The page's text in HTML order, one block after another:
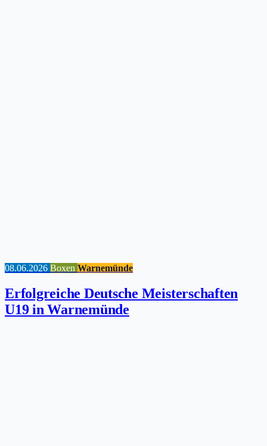
08.06.2026 Boxen Warnemünde
Erfolgreiche Deutsche Meisterschaften
U19 in Warnemünde